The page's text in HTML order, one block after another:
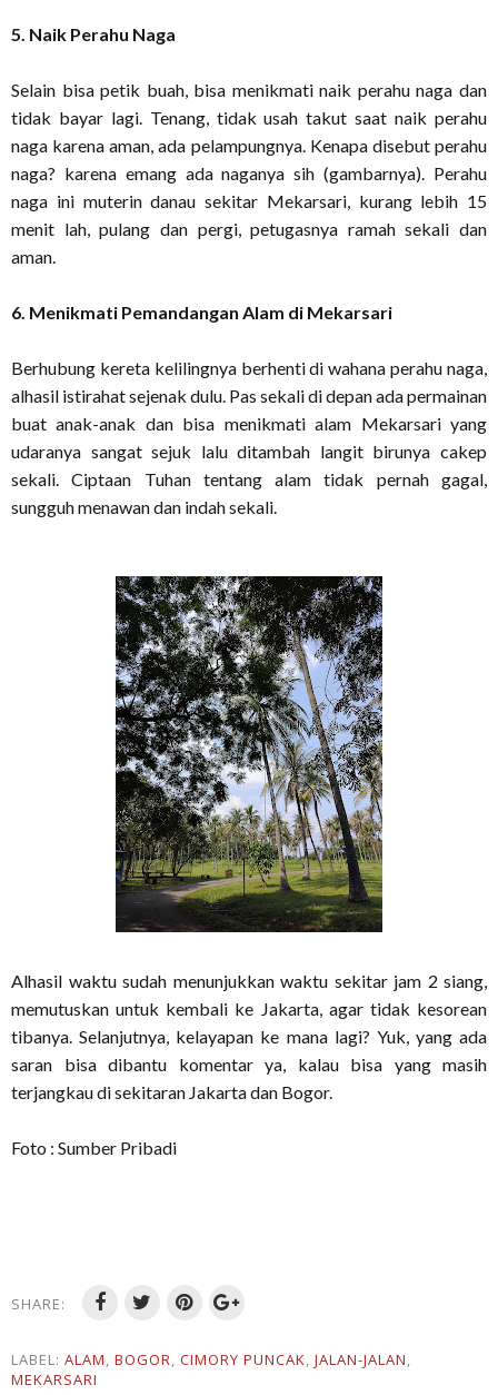
5. Naik Perahu Naga
Selain bisa petik buah, bisa menikmati naik perahu naga dan
tidak bayar lagi. Tenang, tidak usah takut saat naik perahu
naga karena aman, ada pelampungnya. Kenapa disebut perahu
naga? karena emang ada naganya sih (gambarnya). Perahu
naga ini muterin danau sekitar Mekarsari, kurang lebih 15
menit lah, pulang dan pergi, petugasnya ramah sekali dan
aman.
6. Menikmati Pemandangan Alam di Mekarsari
Berhubung kereta kelilingnya berhenti di wahana perahu naga,
alhasil istirahat sejenak dulu. Pas sekali di depan ada permainan
buat anak-anak dan bisa menikmati alam Mekarsari yang
udaranya sangat sejuk lalu ditambah langit birunya cakep
sekali. Ciptaan Tuhan tentang alam tidak pernah gagal,
sungguh menawan dan indah sekali.
Alhasil waktu sudah menunjukkan waktu sekitar jam 2 siang,
memutuskan untuk kembali ke Jakarta, agar tidak kesorean
tibanya. Selanjutnya, kelayapan ke mana lagi? Yuk, yang ada
saran bisa dibantu komentar ya, kalau bisa yang masih
terjangkau di sekitaran Jakarta dan Bogor.
Foto : Sumber Pribadi
SHARE:
LABEL: ALAM, BOGOR, CIMORY PUNCAK, JALAN-JALAN,
MEKARSARI